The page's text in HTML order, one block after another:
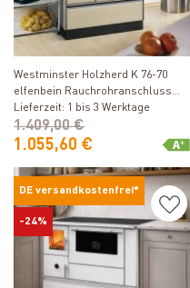
Produkt ansehen
Westminster Holzherd K 76-70
elfenbein Rauchrohranschluss
rechts
Lieferzeit: 1 bis 3 Werktage
1.055,60 €
1.409,00 €
DE versandkostenfrei*
-24%